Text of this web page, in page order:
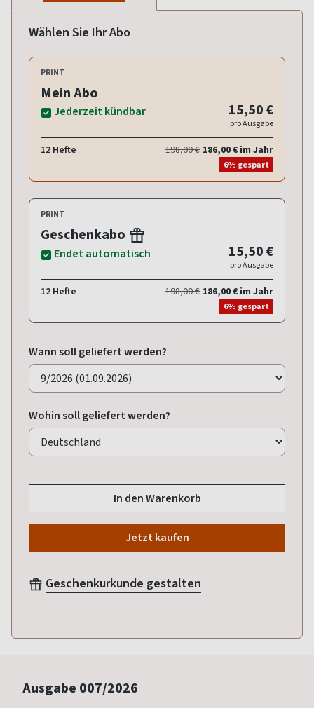
Wählen Sie Ihr Abo
PRINT
Mein Abo
Jederzeit kündbar 15,50 €
pro Ausgabe
12 Hefte 198,00 € 186,00 € im Jahr
6% gespart
PRINT
Geschenkabo
Endet automatisch 15,50 €
pro Ausgabe
12 Hefte 198,00 € 186,00 € im Jahr
6% gespart
Wann soll geliefert werden?
Wohin soll geliefert werden?
In den Warenkorb
Jetzt kaufen
Geschenkurkunde gestalten
Ausgabe 007/2026